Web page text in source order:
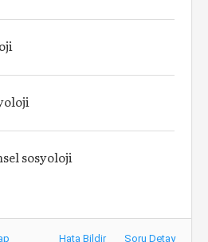
sosyoloji
Hata Bildir Soru Detay